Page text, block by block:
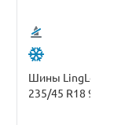
Шины LingLong
235/45 R18